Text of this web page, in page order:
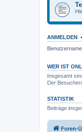
ANMELDEN •
WER IST
Insgesamt
Der
STATISTIK
Beiträge
Foren-